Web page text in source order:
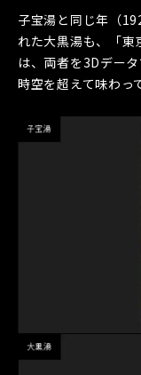
子宝湯と同じ年（
れた大黒湯も、「東
は、両者を3Dデー
時空を超えて味わっ